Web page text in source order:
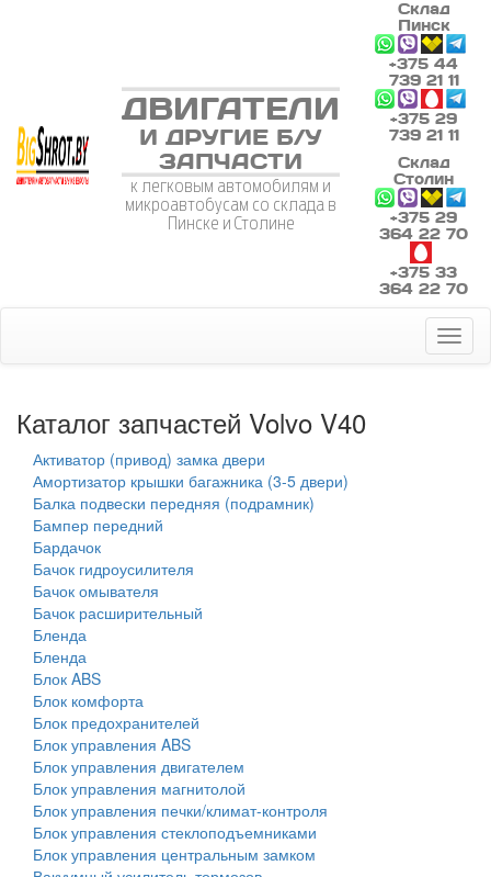
ДВИГАТЕЛИ
И ДРУГИЕ Б/У
ЗАПЧАСТИ
к легковым автомобилям и
микроавтобусам со склада в
Пинске и Столине
Склад
Пинск
+375 44
739 21 11
+375 29
739 21 11
Склад
Столин
+375 29
364 22 70
+375 33
364 22 70
Каталог запчастей Volvo V40
Активатор (привод) замка двери
Амортизатор крышки багажника (3-5 двери)
Балка подвески передняя (подрамник)
Бампер передний
Бардачок
Бачок гидроусилителя
Бачок омывателя
Бачок расширительный
Бленда
Бленда
Блок ABS
Блок комфорта
Блок предохранителей
Блок управления ABS
Блок управления двигателем
Блок управления магнитолой
Блок управления печки/климат-контроля
Блок управления стеклоподъемниками
Блок управления центральным замком